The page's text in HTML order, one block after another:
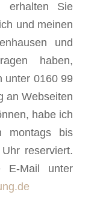
erhalten Sie
und meinen
und
haben,
unter 0160 99
an Webseiten
habe ich
montags bis
reserviert.
E-Mail unter